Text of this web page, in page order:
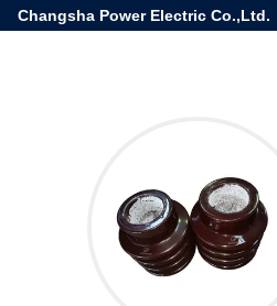
Changsha Power Electric Co.,Ltd.